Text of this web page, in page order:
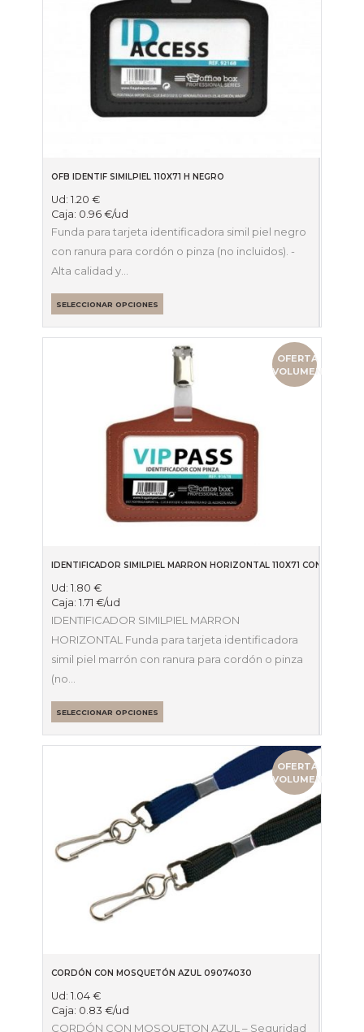
OFB IDENTIF SIMILPIEL 110X71 H NEGRO
Ud:1.20€
Caja: 0.96€/ud
Funda para tarjeta identificadora simil piel negro
con ranura para cordón o pinza (no incluidos). -
Alta calidad y…
SELECCIONAR OPCIONES
OFERTA
VOLUMEN
IDENTIFICADOR SIMILPIEL MARRON HORIZONTAL 110X71 CON PINZA
Ud:1.80€
Caja:1.71€/ud
IDENTIFICADOR SIMILPIEL MARRON
HORIZONTAL Funda para tarjeta identificadora
simil piel marrón con ranura para cordón o pinza
(no…
SELECCIONAR OPCIONES
OFERTA
VOLUMEN
CORDÓN CON MOSQUETÓN AZUL 09074030
Ud:1.04€
Caja: 0.83€/ud
CORDÓN CON MOSQUETON AZUL – Seguridad